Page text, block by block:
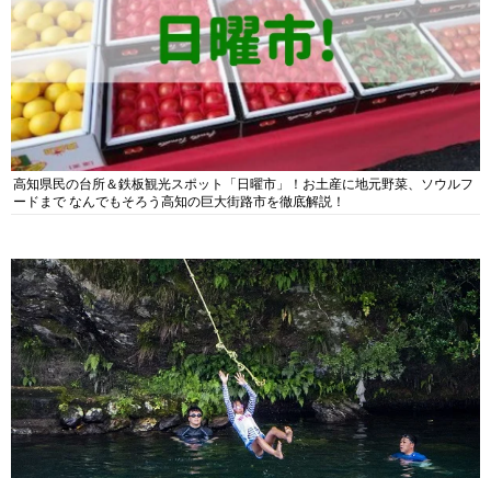
高知県民の台所＆鉄板観光スポット「日曜市」！お土産に地元野菜、ソウルフ
ードまで なんでもそろう高知の巨大街路市を徹底解説！